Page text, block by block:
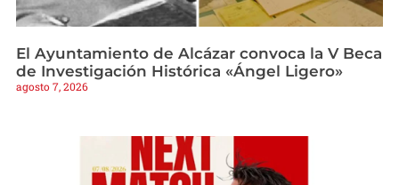
El Ayuntamiento de Alcázar convoca la V Beca
de Investigación Histórica «Ángel Ligero»
agosto 7, 2026